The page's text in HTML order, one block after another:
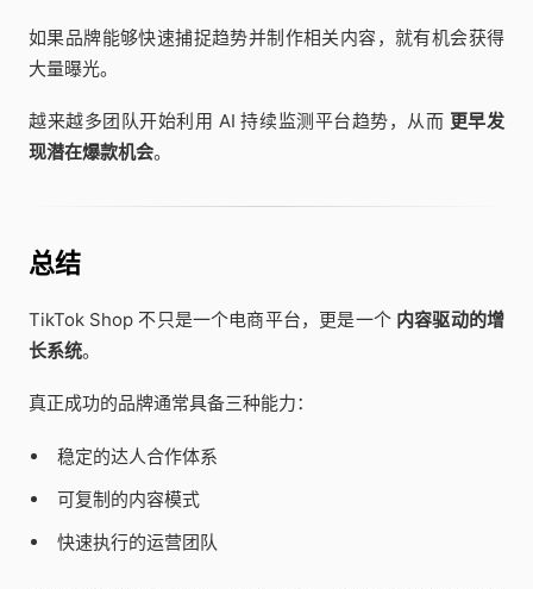
如果品牌能够快速捕捉趋势并制作相关内容，就有机会获得
大量曝光。
越来越多团队开始利用 AI 持续监测平台趋势，从而 更早发
现潜在爆款机会。
总结
TikTok Shop 不只是一个电商平台，更是一个 内容驱动的增
长系统。
真正成功的品牌通常具备三种能力：
稳定的达人合作体系
可复制的内容模式
快速执行的运营团队